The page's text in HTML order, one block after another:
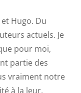
Hugo. Du
actuels. Je
pour moi,
partie des
vraiment notre
à la leur.